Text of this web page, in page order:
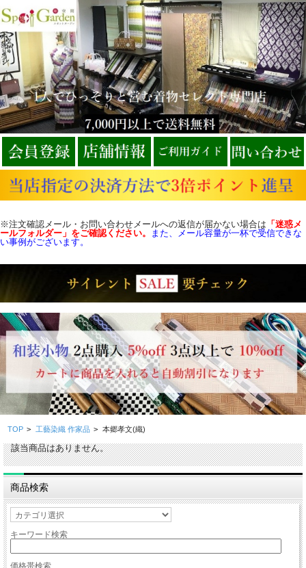
※注文確認メール・お問い合わせメールへの返信が届かない場合は 「迷惑メ
ールフォルダー」をご確認ください。
また、メール容量が一杯で受信できな
い事例がございます。
TOP > 工藝染織 作家品 > 本郷孝文(織)
該当商品はありません。
商品検索
キーワード検索